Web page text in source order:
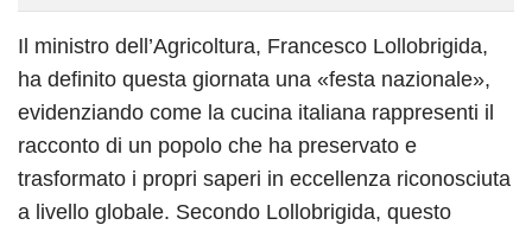
Il ministro dell’Agricoltura, Francesco Lollobrigida,
ha definito questa giornata una «festa nazionale»,
evidenziando come la cucina italiana rappresenti il
racconto di un popolo che ha preservato e
trasformato i propri saperi in eccellenza riconosciuta
a livello globale. Secondo Lollobrigida, questo